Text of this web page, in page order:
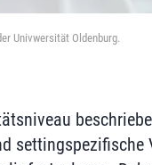
Univwersität Oldenburg.
settingspezifische